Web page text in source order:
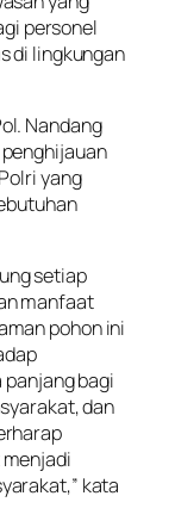
personel
di lingkungan
Nandang
yang
setiap
manfaat
pohon ini
bagi
dan
kata